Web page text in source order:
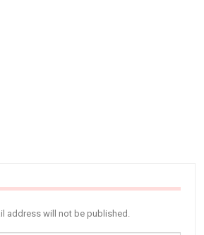
address will not be published.